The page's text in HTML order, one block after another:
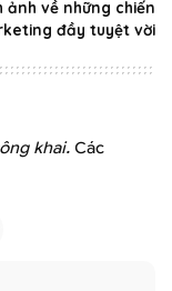
ảnh về những chiến
đầy tuyệt vời
khai. Các